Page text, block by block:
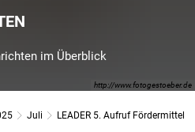
http://www.fotogestoeber.de
im Überblick
Juli LEADER 5. Aufruf Fördermittel